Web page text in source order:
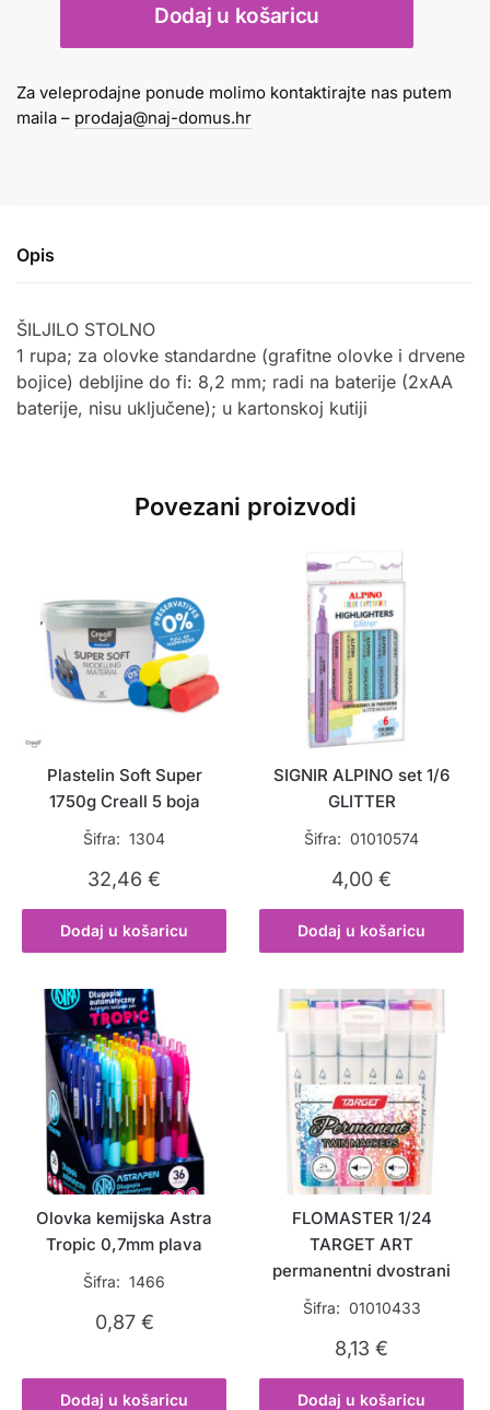
baterijsko
količina
Dodaj u košaricu
Za veleprodajne ponude molimo kontaktirajte nas putem
maila – prodaja@naj-domus.hr
Opis
ŠILJILO STOLNO
1 rupa; za olovke standardne (grafitne olovke i drvene
bojice) debljine do fi: 8,2 mm; radi na baterije (2xAA
baterije, nisu uključene); u kartonskoj kutiji
Povezani proizvodi
Plastelin Soft Super
1750g Creall 5 boja
Šifra: 1304
32,46€
Dodaj u košaricu
SIGNIR ALPINO set 1/6
GLITTER
Šifra: 01010574
4,00€
Dodaj u košaricu
Olovka kemijska Astra
Tropic 0,7mm plava
Šifra: 1466
0,87 €
Dodaj u košaricu
FLOMASTER 1/24
TARGET ART
permanentni dvostrani
Šifra: 01010433
8,13€
Dodaj u košaricu